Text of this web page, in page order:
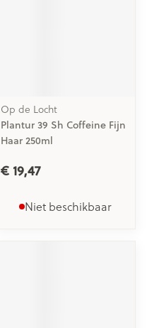
Op de Locht
Plantur 39 Sh Coffeine Fijn
Haar 250ml
€ 19,47
Niet beschikbaar